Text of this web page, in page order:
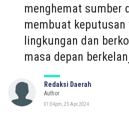
menghemat sumber
membuat keputusan
lingkungan dan
masa depan
Redaksi Daerah
Author
01:04pm, 25 Apr, 2024